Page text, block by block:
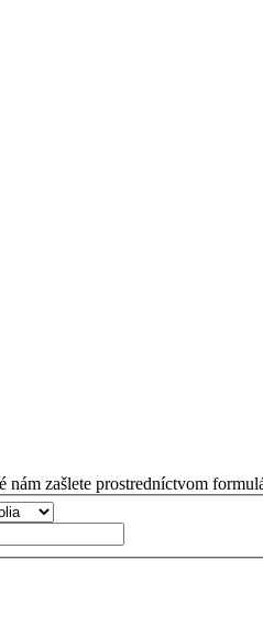
nám zašlete prostredníctvom